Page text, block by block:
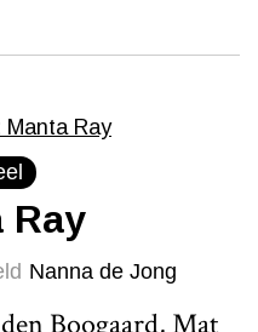
Ray
Nanna de Jong
Boogaard, Mat